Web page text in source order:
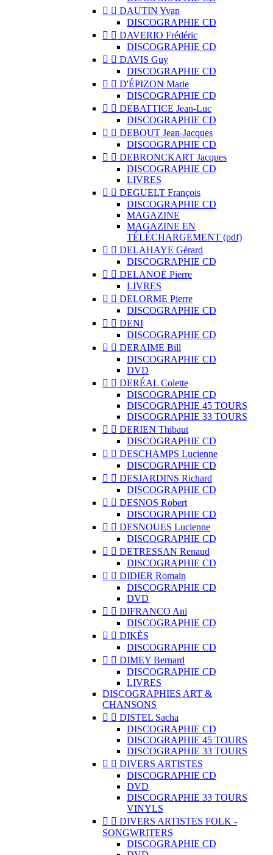
  DAUTIN Yvan
DISCOGRAPHIE CD
  DAVERIO Frédéric
DISCOGRAPHIE CD
  DAVIS Guy
DISCOGRAPHIE CD
  D'ÉPIZON Marie
DISCOGRAPHIE CD
  DEBATTICE Jean-Luc
DISCOGRAPHIE CD
  DEBOUT Jean-Jacques
DISCOGRAPHIE CD
  DEBRONCKART Jacques
DISCOGRAPHIE CD
LIVRES
  DEGUELT François
DISCOGRAPHIE CD
MAGAZINE
MAGAZINE EN
TÉLÉCHARGEMENT (pdf)
  DELAHAYE Gérard
DISCOGRAPHIE CD
  DELANOË Pierre
LIVRES
  DELORME Pierre
DISCOGRAPHIE CD
  DENI
DISCOGRAPHIE CD
  DERAIME Bill
DISCOGRAPHIE CD
DVD
  DERÉAL Colette
DISCOGRAPHIE CD
DISCOGRAPHIE 45 TOURS
DISCOGRAPHIE 33 TOURS
  DERIEN Thibaut
DISCOGRAPHIE CD
  DESCHAMPS Lucienne
DISCOGRAPHIE CD
  DESJARDINS Richard
DISCOGRAPHIE CD
  DESNOS Robert
DISCOGRAPHIE CD
  DESNOUES Lucienne
DISCOGRAPHIE CD
  DETRESSAN Renaud
DISCOGRAPHIE CD
  DIDIER Romain
DISCOGRAPHIE CD
DVD
  DIFRANCO Ani
DISCOGRAPHIE CD
  DIKÈS
DISCOGRAPHIE CD
  DIMEY Bernard
DISCOGRAPHIE CD
LIVRES
DISCOGRAPHIES ART &
CHANSONS
  DISTEL Sacha
DISCOGRAPHIE CD
DISCOGRAPHIE 45 TOURS
DISCOGRAPHIE 33 TOURS
  DIVERS ARTISTES
DISCOGRAPHIE CD
DVD
DISCOGRAPHIE 33 TOURS
VINYLS
  DIVERS ARTISTES FOLK -
SONGWRITERS
DISCOGRAPHIE CD